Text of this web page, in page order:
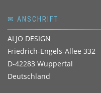
✉ ANSCHRIFT
ALJO DESIGN
Friedrich-Engels-Allee 332
D-42283 Wuppertal
Deutschland